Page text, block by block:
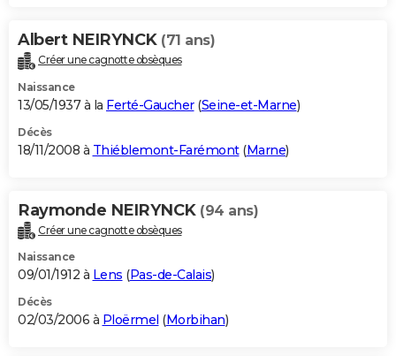
Albert NEIRYNCK (71 ans)
Créer une cagnotte obsèques
Naissance
13/05/1937 à la Ferté-Gaucher(Seine-et-Marne)
Décès
18/11/2008 à Thiéblemont-Farémont(Marne)
Raymonde NEIRYNCK (94 ans)
Créer une cagnotte obsèques
Naissance
09/01/1912 à Lens (Pas-de-Calais)
Décès
02/03/2006 à Ploërmel (Morbihan)